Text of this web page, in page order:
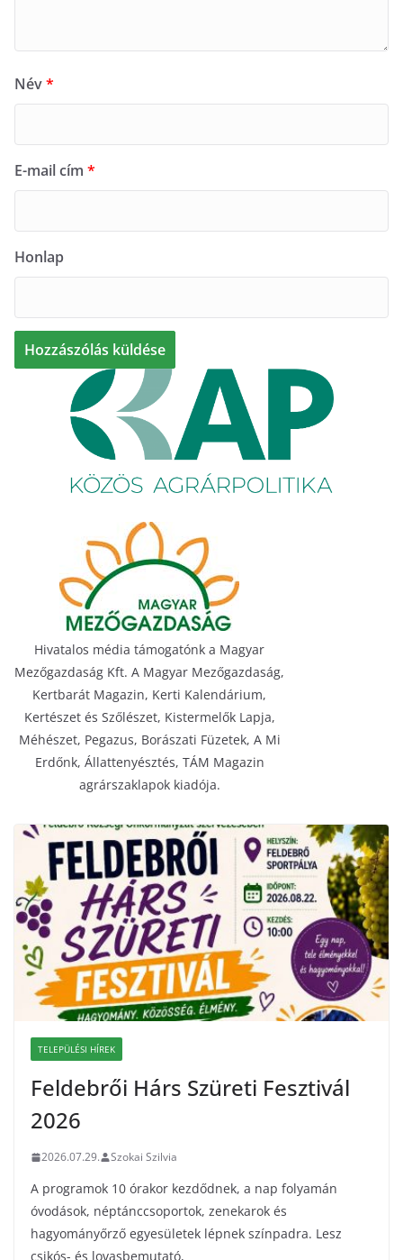
Név*
E-mail cím *
Honlap
Hivatalos média támogatónk a Magyar
Mezőgazdaság Kft. A Magyar Mezőgazdaság,
Kertbarát Magazin, Kerti Kalendárium,
Kertészet és Szőlészet, Kistermelők Lapja,
Méhészet, Pegazus, Borászati Füzetek, A Mi
Erdőnk, Állattenyésztés, TÁM Magazin
agrárszaklapok kiadója.
TELEPÜLÉSI HÍREK
Feldebrői Hárs Szüreti Fesztivál
2026
2026.07.29. Szokai Szilvia
A programok 10 órakor kezdődnek, a nap folyamán
óvodások, néptánccsoportok, zenekarok és
hagyományőrző egyesületek lépnek színpadra. Lesz
csikós- és lovasbemutató,